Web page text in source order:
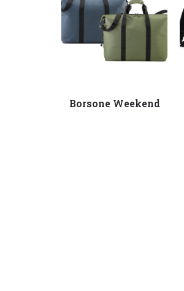
Leggi tutto
Borsone Weekend